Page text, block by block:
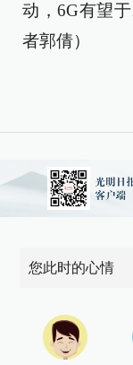
动，6G有望
者郭倩）
您此时的心情